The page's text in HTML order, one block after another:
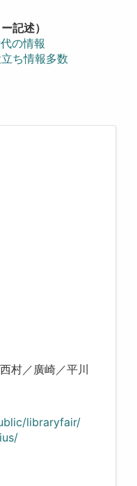
記述）
の情報
ち情報多数
村／廣崎／平川
libraryfair/